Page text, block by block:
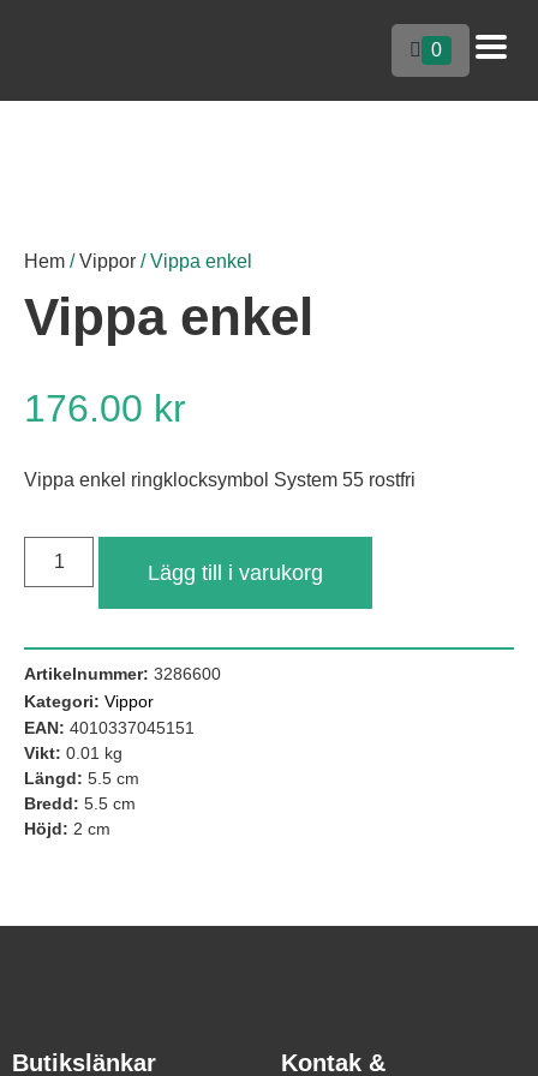
0
Hem /Vippor / Vippa enkel
Vippa enkel
176.00 kr
Vippa enkel ringklocksymbol System 55 rostfri
Lägg till i varukorg
Artikelnummer: 3286600
Kategori: Vippor
EAN: 4010337045151
Vikt: 0.01 kg
Längd: 5.5 cm
Bredd: 5.5 cm
Höjd: 2 cm
Butikslänkar
Kontak &
Nödvändiga
behövs för att